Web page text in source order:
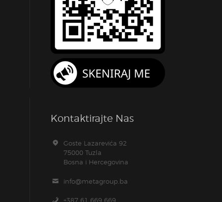
Kontaktirajte Nas
Goste Lazarevića 92
75000 Tuzla
Bosna i Hercegovina
info@metagroup.ba
+387 61 669 669